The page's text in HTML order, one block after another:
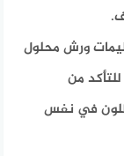
ورش محلول
من
في نفس